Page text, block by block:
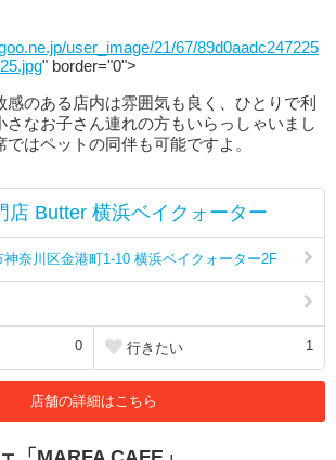
user_image/21/67/89d0aadc247225
" border="0">
感のある店内は雰囲気も良く、ひとりで利
さなお子さん連れの方もいらっしゃいまし
はペットの同伴も可能ですよ。
店 Butter 横浜ベイクォーター
奈川区金港町1-10 横浜ベイクォーター2F
0 行きたい 1
店舗の詳細はこちら